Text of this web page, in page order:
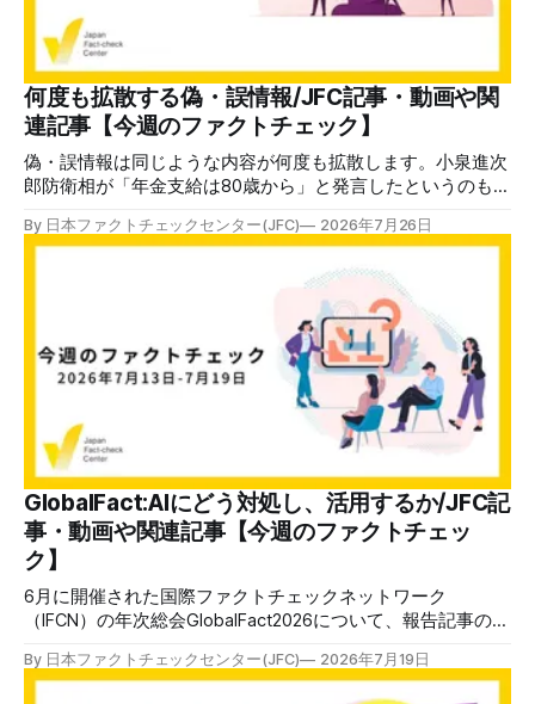
は、ファクトチェックやメディア情報リテラシーに関する講
師養成講座を月に1度開催しています。講座はオンラインで
90分間。修了者には認定バッジと教室や職場などで利用可能
な教材を提供します。 次回の開講は8月23日（日）午後4時
~5時30分で、お申し込みはこちら。 日本ファクトチェック
センター（JFC） ファクトチェック講師養成講座 8月23
日（日）開催分日本フ
何度も拡散する偽・誤情報/JFC記事・動画や関
連記事【今週のファクトチェック】
偽・誤情報は同じような内容が何度も拡散します。小泉進次
郎防衛相が「年金支給は80歳から」と発言したというのもそ
ておくことが、次の拡散への予防的な対策ともなります。
した記事を中心に、その他のメディアも含めて、ファクトチ
ェックや偽情報関連の情報をまとめました。同じ内容をニュ
ースレターでも配信しています。登録はこちら。 今週のお
知らせ JFCファクトチェック講師養成講座 申込はこちら 日
本ファクトチェックセンター（JFC）は、ファクトチェック
やメディア情報リテラシーに関する講師養成講座を月に1度
開催しています。講座はオンラインで90分間。修了者には認
定バッジと教室や職場などで利用可能な教材を提供します。
次回の開講は8月23日（日）午後4時~5時30分で、お申し込
みはこちら。 日本ファクトチェックセンター（JFC） ファ
クトチェック講師養成講座 8月23日（日）開催分日本ファ
クトチェックセンター（JFC）による講師養成講座です。 講
師養成講座（
By 日本ファクトチェックセンター(JFC) 2026年7月26日
GlobalFact:AIにどう対処し、活用するか/JFC記
事・動画や関連記事【今週のファクトチェッ
ク】
6月に開催された国際ファクトチェックネットワーク
（IFCN）の年次総会GlobalFact2026について、報告記事の第
なります。具体的な活用法や問題について、ご覧ください。
By 日本ファクトチェックセンター(JFC) 2026年7月19日